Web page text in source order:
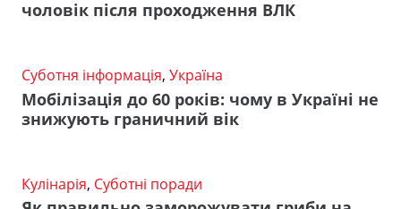
чоловік після проходження ВЛК
Суботня інформація, Україна
Мобілізація до 60 років: чому в Україні не
знижують граничний вік
Кулінарія, Суботні поради